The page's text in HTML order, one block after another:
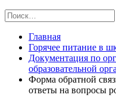
Найти:
Главная
Горячее питание в
Документация по
образовательной
Форма обратной
ответы на вопросы